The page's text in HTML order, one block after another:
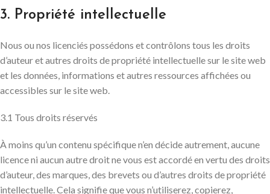
3. Propriété intellectuelle
Nous ou nos licenciés possédons et contrôlons tous les droits
d’auteur et autres droits de propriété intellectuelle sur le site web
et les données, informations et autres ressources affichées ou
accessibles sur le site web.
3.1 Tous droits réservés
À moins qu’un contenu spécifique n’en décide autrement, aucune
licence ni aucun autre droit ne vous est accordé en vertu des droits
d’auteur, des marques, des brevets ou d’autres droits de propriété
intellectuelle. Cela signifie que vous n’utiliserez, copierez,